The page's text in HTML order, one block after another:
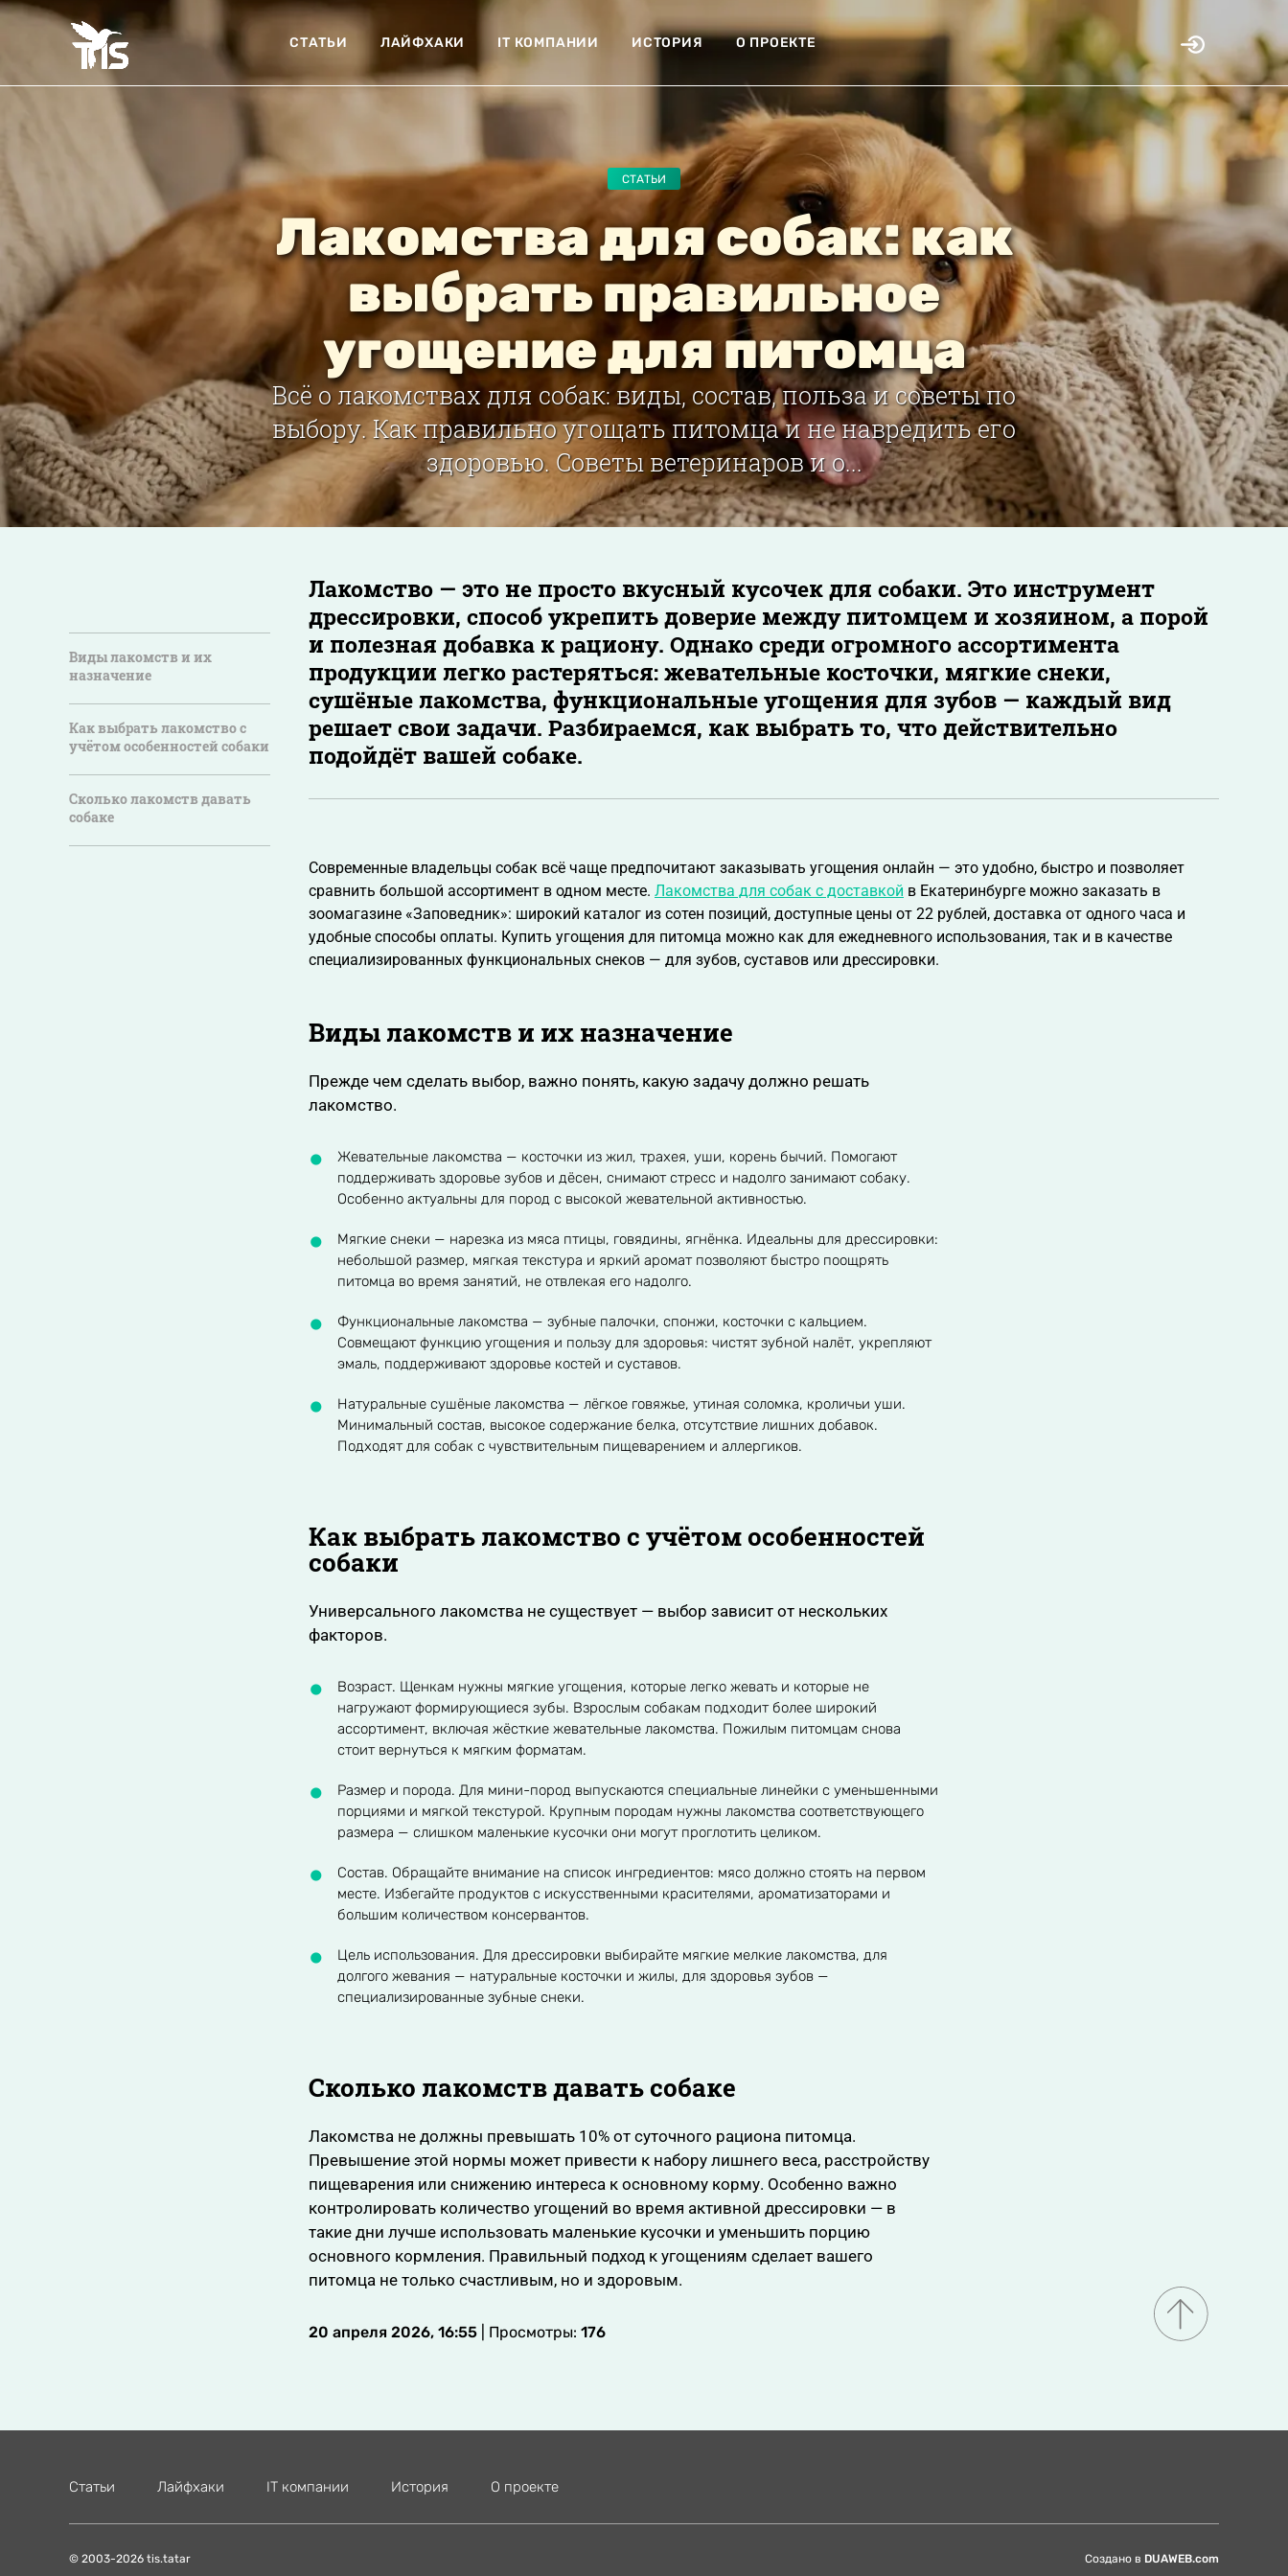
СТАТЬИ ЛАЙФХАКИ IT КОМПАНИИ ИСТОРИЯ О ПРОЕКТЕ
СТАТЬИ
Лакомства для собак: как
выбрать правильное
угощение для питомца
Всё о лакомствах для собак: виды, состав, польза и советы по
выбору. Как правильно угощать питомца и не навредить его
здоровью. Советы ветеринаров и о...
Виды лакомств и их
назначение
Как выбрать лакомство с
учётом особенностей собаки
Сколько лакомств давать
собаке
Лакомство — это не просто вкусный кусочек для собаки. Это инструмент
дрессировки, способ укрепить доверие между питомцем и хозяином, а порой
и полезная добавка к рациону. Однако среди огромного ассортимента
продукции легко растеряться: жевательные косточки, мягкие снеки,
сушёные лакомства, функциональные угощения для зубов — каждый вид
решает свои задачи. Разбираемся, как выбрать то, что действительно
подойдёт вашей собаке.
Современные владельцы собак всё чаще предпочитают заказывать угощения онлайн — это удобно, быстро и позволяет
сравнить большой ассортимент в одном месте. Лакомства для собак с доставкой в Екатеринбурге можно заказать в
зоомагазине «Заповедник»: широкий каталог из сотен позиций, доступные цены от 22 рублей, доставка от одного часа и
удобные способы оплаты. Купить угощения для питомца можно как для ежедневного использования, так и в качестве
специализированных функциональных снеков — для зубов, суставов или дрессировки.
Виды лакомств и их назначение
Прежде чем сделать выбор, важно понять, какую задачу должно решать
лакомство.
Жевательные лакомства — косточки из жил, трахея, уши, корень бычий. Помогают
поддерживать здоровье зубов и дёсен, снимают стресс и надолго занимают собаку.
Особенно актуальны для пород с высокой жевательной активностью.
Мягкие снеки — нарезка из мяса птицы, говядины, ягнёнка. Идеальны для дрессировки:
небольшой размер, мягкая текстура и яркий аромат позволяют быстро поощрять
питомца во время занятий, не отвлекая его надолго.
Функциональные лакомства — зубные палочки, спонжи, косточки с кальцием.
Совмещают функцию угощения и пользу для здоровья: чистят зубной налёт, укрепляют
эмаль, поддерживают здоровье костей и суставов.
Натуральные сушёные лакомства — лёгкое говяжье, утиная соломка, кроличьи уши.
Минимальный состав, высокое содержание белка, отсутствие лишних добавок.
Подходят для собак с чувствительным пищеварением и аллергиков.
Как выбрать лакомство с учётом особенностей
собаки
Универсального лакомства не существует — выбор зависит от нескольких
факторов.
Возраст. Щенкам нужны мягкие угощения, которые легко жевать и которые не
нагружают формирующиеся зубы. Взрослым собакам подходит более широкий
ассортимент, включая жёсткие жевательные лакомства. Пожилым питомцам снова
стоит вернуться к мягким форматам.
Размер и порода. Для мини-пород выпускаются специальные линейки с уменьшенными
порциями и мягкой текстурой. Крупным породам нужны лакомства соответствующего
размера — слишком маленькие кусочки они могут проглотить целиком.
Состав. Обращайте внимание на список ингредиентов: мясо должно стоять на первом
месте. Избегайте продуктов с искусственными красителями, ароматизаторами и
большим количеством консервантов.
Цель использования. Для дрессировки выбирайте мягкие мелкие лакомства, для
долгого жевания — натуральные косточки и жилы, для здоровья зубов —
специализированные зубные снеки.
Сколько лакомств давать собаке
Лакомства не должны превышать 10% от суточного рациона питомца.
Превышение этой нормы может привести к набору лишнего веса, расстройству
пищеварения или снижению интереса к основному корму. Особенно важно
контролировать количество угощений во время активной дрессировки — в
такие дни лучше использовать маленькие кусочки и уменьшить порцию
основного кормления. Правильный подход к угощениям сделает вашего
питомца не только счастливым, но и здоровым.
20 апреля 2026, 16:55 | Просмотры: 176
Статьи Лайфхаки IT компании История О проекте
© 2003-2026 tis.tatar Создано в DUAWEB.com